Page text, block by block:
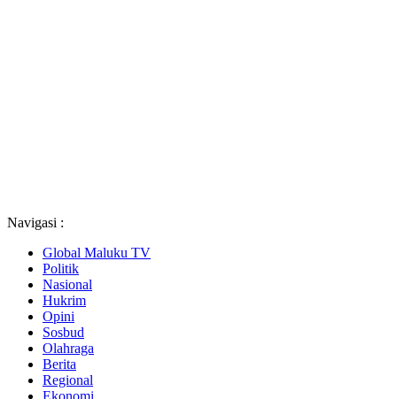
Navigasi :
Global Maluku TV
Politik
Nasional
Hukrim
Opini
Sosbud
Olahraga
Berita
Regional
Ekonomi